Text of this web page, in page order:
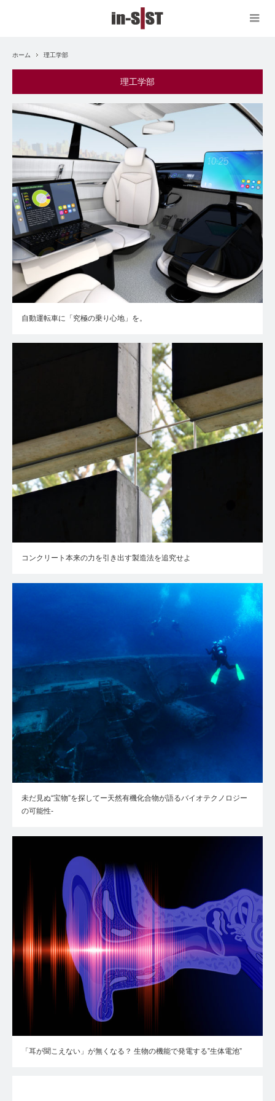
ホーム 理工学部
理工学部
自動運転車に「究極の乗り心地」を。
コンクリート本来の力を引き出す製造法を追究せよ
未だ見ぬ“宝物”を探してー天然有機化合物が語るバイオテクノロジー
の可能性-
「耳が聞こえない」が無くなる？ 生物の機能で発電する”生体電池”